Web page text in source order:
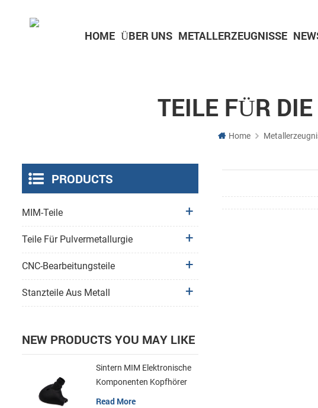
HOME ÜBER UNS METALLERZEUGNISSE
TEILE FÜR
Home
PRODUCTS
MIM-Teile
Teile Für Pulvermetallurgie
CNC-Bearbeitungsteile
Stanzteile Aus Metall
NEW PRODUCTS YOU MAY LIKE
Sintern MIM Elektronische
Komponenten Kopfhörer
Shell Metall Teile
Read More